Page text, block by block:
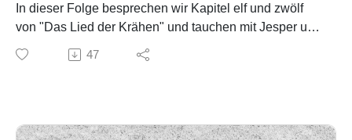
In dieser Folge besprechen wir Kapitel elf und zwölf
von "Das Lied der Krähen" und tauchen mit Jesper und
Inej mitten in die Action ein.
47